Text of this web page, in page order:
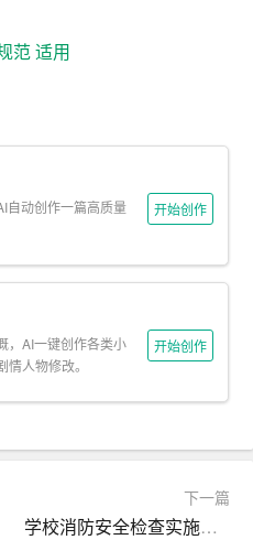
要事项或者法定事项。
布应当遵守或者周知的事
出见解和处理办法。
求下级机关执行和有关单位
发公文。
评错误、传达重要精神和告
请示事项。
范适用
自动创作一篇高质量
开始创作
，AI一键创作各类小
人物修改。
开始创作
下一篇
学校消防安全检查实施方案